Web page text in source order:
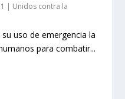
| Unidos contra la
uso de emergencia la
para combatir...